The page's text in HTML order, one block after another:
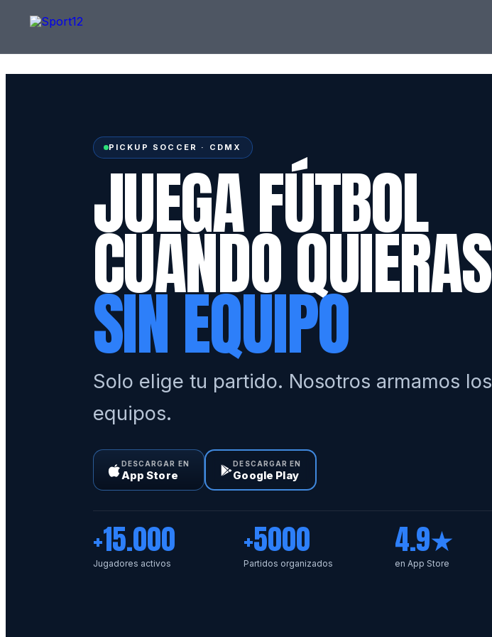
PICKUP SOCCER · CDMX
JUEGA FÚTBOL
CUANDO QUIERAS
SIN EQUIPO
Solo elige tu partido. Nosotros armamos los
equipos.
DESCARGAR EN
App Store
DESCARGAR EN
Google Play
+15.000
Jugadores activos
+5000
Partidos organizados
4.9★
en App Store